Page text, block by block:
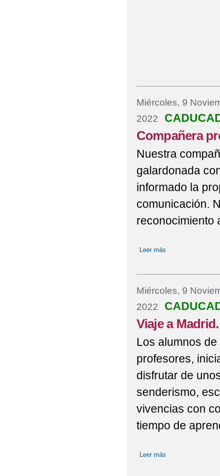
Miércoles, 9
2022
Compañera
Nuestra
galardonada
informado la
comunicación.
reconocimiento
Leer más
Miércoles, 9
2022
Viaje a
Los alumnos de
profesores,
disfrutar de
senderismo,
vivencias con
tiempo de
Leer más